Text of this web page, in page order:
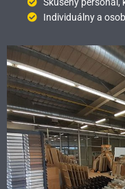
Individuálny a